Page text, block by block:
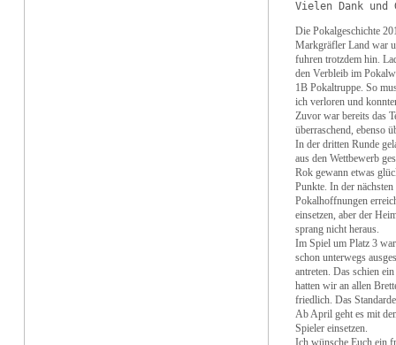
Die Pokalgeschichte
Markgräfler Land war
fuhren trotzdem hin.
den Verbleib im
1B Pokaltruppe. So
ich verloren und
Zuvor war bereits das
überraschend, ebenso
In der dritten Runde
aus den Wettbewerb
Rok gewann etwas
Punkte. In der
Pokalhoffnungen
einsetzen, aber der
sprang nicht heraus.
Im Spiel um Platz 3
schon unterwegs
antreten. Das schien
hatten wir an allen
friedlich. Das
Ab April geht es mit
Spieler einsetzen.
Ich wünsche Euch ein